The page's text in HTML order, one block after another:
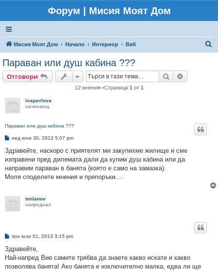
Форум | Мисия Моят Дом
Мисия Моят Дом Начало Интериор ВиК
Параван или душ кабина ???
Отговори Търсене
12 мнения •Страница 1 от 1
ivapavlova
начинаещ
Параван или душ кабина ???
М
е
н
и
е
нед юни 30, 2013 5:07 pm
Здравейте, наскоро с приятелят ми закупихме жилище и сме
изправени пред дилемата дали да купим душ кабина или да
направим параван в банята (която е само на замазка).
Моля споделете мнения и препоръки....
tmilanov
напреднал
М
е
н
и
е
пон юли 01, 2013 3:15 pm
Здравейте,
Най-напред Вие самите трябва да знаете какво искате и какво
позволява банята! Ако банята е изключително малка, едва ли ще